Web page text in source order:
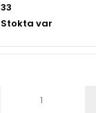
33
Stokta var